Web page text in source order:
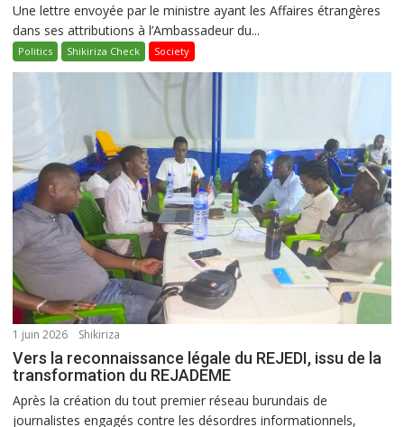
Une lettre envoyée par le ministre ayant les Affaires étrangères
dans ses attributions à l’Ambassadeur du...
Politics Shikiriza Check Society
1 juin 2026 Shikiriza
Vers la reconnaissance légale du REJEDI, issu de la
transformation du REJADEME
Après la création du tout premier réseau burundais de
journalistes engagés contre les désordres informationnels,